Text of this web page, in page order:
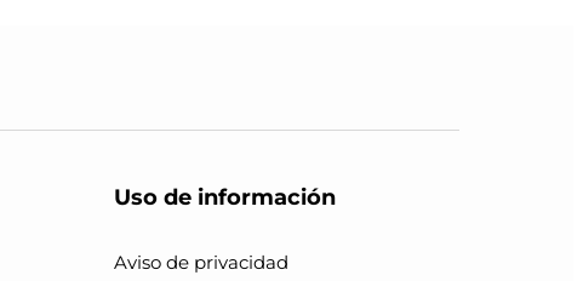
Uso de información
Aviso de privacidad